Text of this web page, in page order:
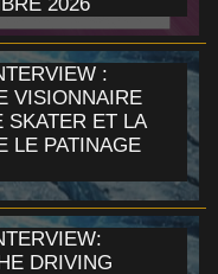
:
VISIONNAIRE
SKATER ET LA
LE PATINAGE
DRIVING